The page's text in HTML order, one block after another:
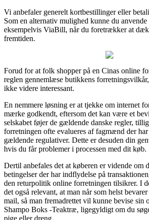
Vi anbefaler generelt kortbestillinger eller
Som en alternativ mulighed kunne du
eksempelvis ViaBill, når du foretrækker at
fremtiden.
Forud for at folk shopper på en Cinas online
reglen gennemlæse butikkens
ikke videre interessant.
En nemmere løsning er at tjekke om internet
mærke godkendt, eftersom det kan være et
selskabet føjer de gældende danske regler,
forretningen ofte evalueres af fagmænd der
gældende regulativer. Dette er desuden din
hvis du får problemer i processen med dit køb.
Dertil anbefales det at køberen er vidende om
betingelser der har indflydelse på
den returpolitik online forretningen tilsikrer. I
det også relevant, at man når som helst
mail, så man fremadrettet vil kunne bevise sin
Shampo Boks -Teaktræ, ligegyldigt om du
pige eller dreng.